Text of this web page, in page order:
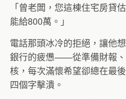
「曾老闆，您這棟住宅房貸
能給800萬。」
電話那頭冰冷的拒絕，讓他
銀行的疲憊——從準備財報
核，每次滿懷希望卻總在最
四個字擊潰。